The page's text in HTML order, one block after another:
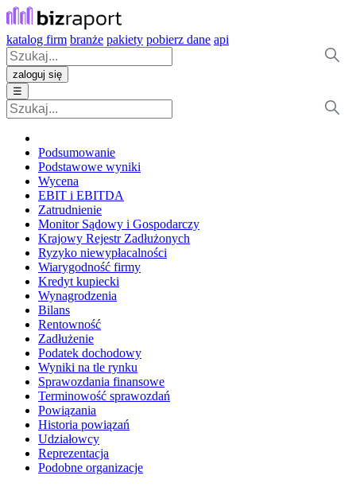
katalog firm branże pakiety pobierz dane api
zaloguj się
☰
Podsumowanie
Podstawowe wyniki
Wycena
EBIT i EBITDA
Zatrudnienie
Monitor Sądowy i Gospodarczy
Krajowy Rejestr Zadłużonych
Ryzyko niewypłacalności
Wiarygodność firmy
Kredyt kupiecki
Wynagrodzenia
Bilans
Rentowność
Zadłużenie
Podatek dochodowy
Wyniki na tle rynku
Sprawozdania finansowe
Terminowość sprawozdań
Powiązania
Historia powiązań
Udziałowcy
Reprezentacja
Podobne organizacje